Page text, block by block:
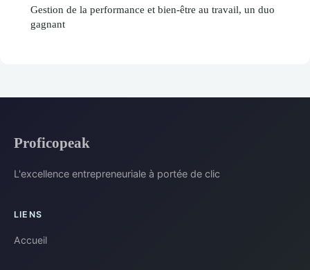
Gestion de la performance et bien-être au travail, un duo
gagnant
Proficopeak
L'excellence entrepreneuriale à portée de clic
LIENS
Accueil